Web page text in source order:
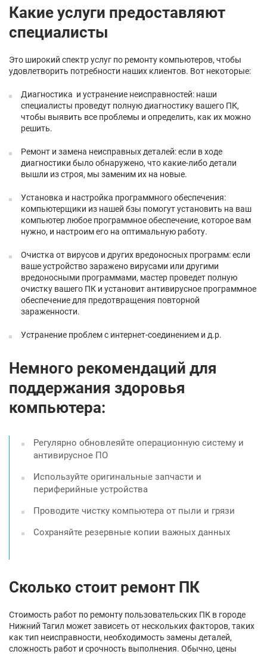
Какие услуги предоставляют
специалисты
Это широкий спектр услуг по ремонту компьютеров, чтобы
удовлетворить потребности наших клиентов. Вот некоторые:
Диагностика и устранение неисправностей: наши
специалисты проведут полную диагностику вашего ПК,
чтобы выявить все проблемы и определить, как их можно
решить.
Ремонт и замена неисправных деталей: если в ходе
диагностики было обнаружено, что какие-либо детали
вышли из строя, мы заменим их на новые.
Установка и настройка программного обеспечения:
компьютерщики из нашей бзы помогут установить на ваш
компьютер любое программное обеспечение, которое вам
нужно, и настроим его на оптимальную работу.
Очистка от вирусов и других вредоносных программ: если
ваше устройство заражено вирусами или другими
вредоносными программами, мастер проведет полную
очистку вашего ПК и установит антивирусное программное
обеспечение для предотвращения повторной
зараженности.
Устранение проблем с интернет-соединением и д.р.
Немного рекомендаций для
поддержания здоровья
компьютера:
Регулярно обновлеяйте операционную систему и
антивирусное ПО
Используйте оригинальные запчасти и
периферийные устройства
Проводите чистку компьютера от пыли и грязи
Сохраняйте резервные копии важных данных
Сколько стоит ремонт ПК
Стоимость работ по ремонту пользовательских ПК в городе
Нижний Тагил может зависеть от нескольких факторов, таких
как тип неисправности, необходимость замены деталей,
сложность работ и срочность выполнения. Обычно, цены